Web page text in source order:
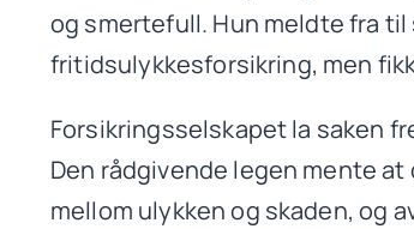
og smertefull. Hun meldte fra
fritidsulykkesforsikring, men
Forsikringsselskapet la saken
Den rådgivende legen mente
mellom ulykken og skaden, og